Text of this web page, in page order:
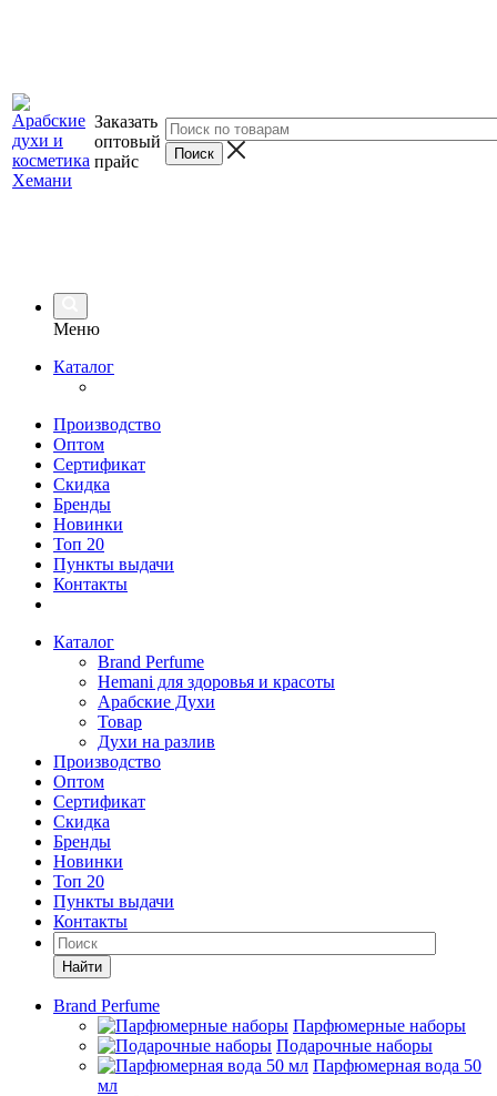
Заказать
оптовый
прайс
Меню
Каталог
Производство
Оптом
Сертификат
Скидка
Бренды
Новинки
Топ 20
Пункты выдачи
Контакты
Каталог
Brand Perfume
Hemani для здоровья и красоты
Арабские Духи
Товар
Духи на разлив
Производство
Оптом
Сертификат
Скидка
Бренды
Новинки
Топ 20
Пункты выдачи
Контакты
Найти
Brand Perfume
Парфюмерные наборы
Подарочные наборы
Парфюмерная вода 50
мл